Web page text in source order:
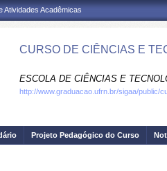
Atividades Acadêmicas
CURSO DE CIÊNCIAS E
ESCOLA DE CIÊNCIAS E
http://www.graduacao.ufrn.br/sigaa/public/
Projeto Pedagógico do Curso